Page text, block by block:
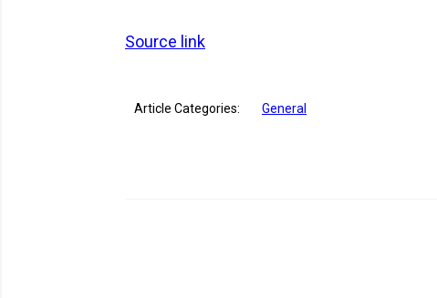
Source link
Article Categories: General